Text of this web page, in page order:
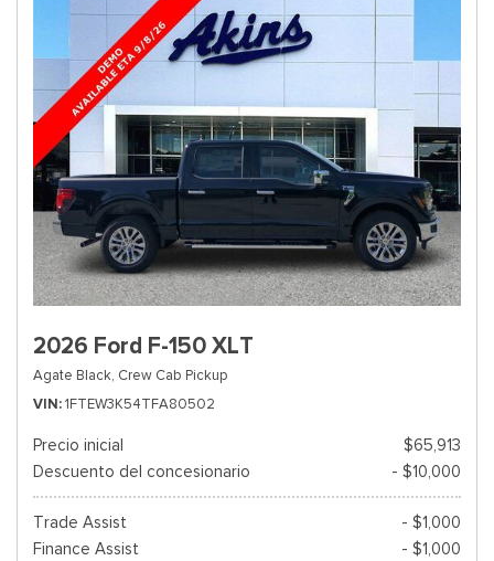
2026 Ford F-150 XLT
Agate Black, Crew Cab Pickup
VIN 1FTEW3K54TFA80502
Precio inicial
$65,913
Descuento del concesionario
- $10,000
Trade Assist
- $1,000
Finance Assist
- $1,000